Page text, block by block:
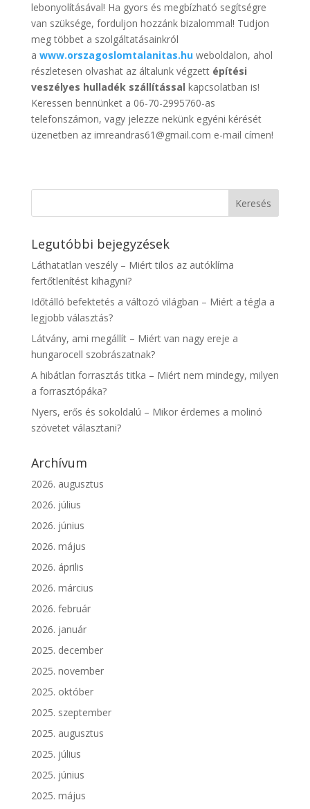
lebonyolításával! Ha gyors és megbízható segítségre
van szüksége, forduljon hozzánk bizalommal! Tudjon
meg többet a szolgáltatásainkról
a www.orszagoslomtalanitas.huweboldalon, ahol
részletesen olvashat az általunk végzett építési
veszélyes hulladék szállítással kapcsolatban is!
Keressen bennünket a 06-70-2995760-as
telefonszámon, vagy jelezze nekünk egyéni kérését
üzenetben az imreandras61@gmail.com e-mail címen!
Legutóbbi bejegyzések
Láthatatlan veszély – Miért tilos az autóklíma
fertőtlenítést kihagyni?
Időtálló befektetés a változó világban – Miért a tégla a
legjobb választás?
Látvány, ami megállít – Miért van nagy ereje a
hungarocell szobrászatnak?
A hibátlan forrasztás titka – Miért nem mindegy, milyen
a forrasztópáka?
Nyers, erős és sokoldalú – Mikor érdemes a molinó
szövetet választani?
Archívum
2026. augusztus
2026. július
2026. június
2026. május
2026. április
2026. március
2026. február
2026. január
2025. december
2025. november
2025. október
2025. szeptember
2025. augusztus
2025. július
2025. június
2025. május